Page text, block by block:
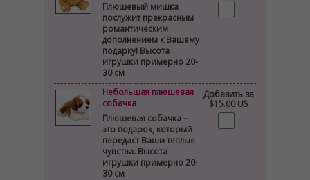
Плюшевый мишка
послужит прекрасным
романтическим
дополнением к Вашему
подарку! Высота
игрушки примерно 20-
30 см
Добавить за
$15.00 US
Небольшая плюшевая
собачка
Плюшевая собачка –
это подарок, который
передаст Ваши теплые
чувства. Высота
игрушки примерно 20-
30 см